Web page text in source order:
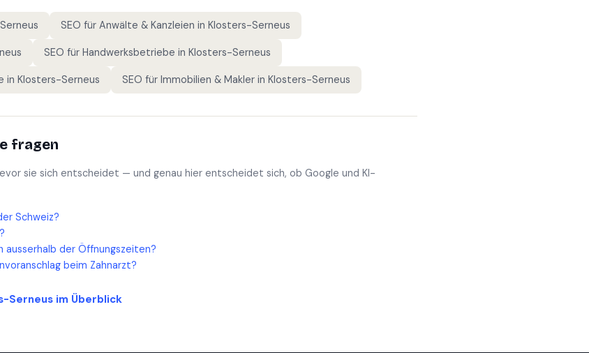
SEO für Anwälte & Kanzleien in Klosters-Serneus
SEO für Handwerksbetriebe in Klosters-Serneus
in Klosters-Serneus SEO für Immobilien & Makler in Klosters-Serneus
fragen
sie sich entscheidet — und genau hier entscheidet sich, ob Google und KI-
Schweiz?
ausserhalb der Öffnungszeiten?
beim Zahnarzt?
Serneus im Überblick